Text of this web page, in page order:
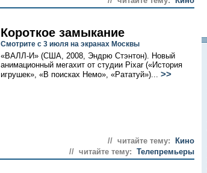
Короткое замыкание
Смотрите с 3 июля на экранах Москвы
«ВАЛЛ-И» (США, 2008, Эндрю Стэнтон). Новый
анимационный мегахит от студии Pixar («История
игрушек», «В поисках Немо», «Рататуй»)... >>
// читайте тему:
Кино
// читайте тему: Телепремьеры